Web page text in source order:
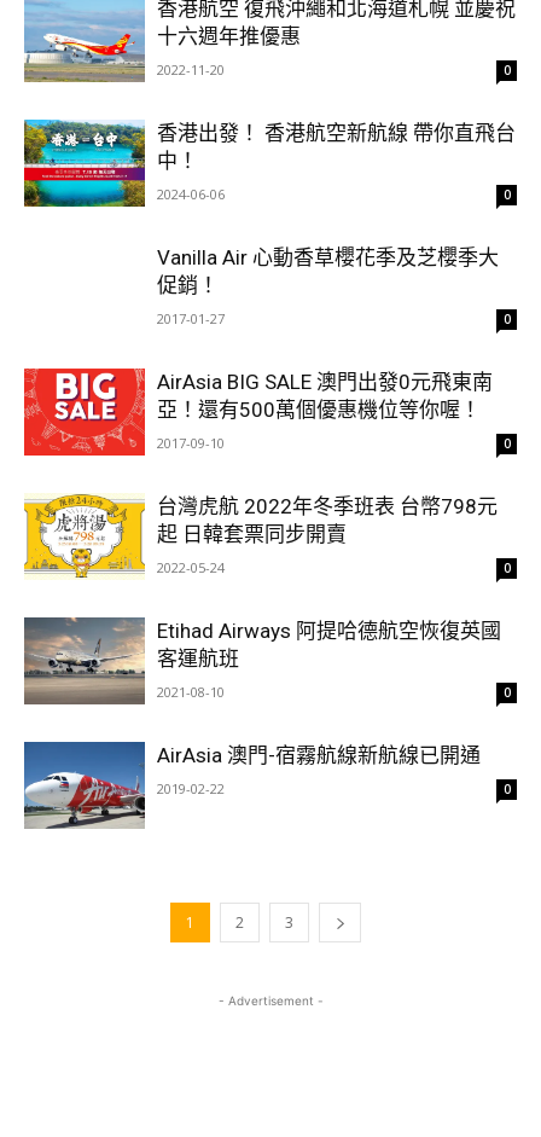
香港航空 復飛沖繩和北海道札幌 並慶祝
十六週年推優惠
2022-11-20 0
香港出發！ 香港航空新航線 帶你直飛台
中！
2024-06-06 0
Vanilla Air 心動香草櫻花季及芝櫻季大
促銷！
2017-01-27 0
AirAsia BIG SALE 澳門出發0元飛東南
亞！還有500萬個優惠機位等你喔！
2017-09-10 0
台灣虎航 2022年冬季班表 台幣798元
起 日韓套票同步開賣
2022-05-24 0
Etihad Airways 阿提哈德航空恢復英國
客運航班
2021-08-10 0
AirAsia 澳門-宿霧航線新航線已開通
2019-02-22 0
1 2 3
- Advertisement -